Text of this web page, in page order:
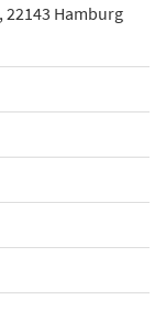
22143 Hamburg